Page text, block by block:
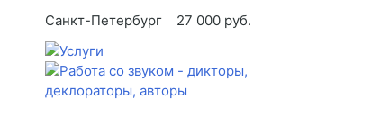
Санкт-Петербург
27 000 руб.